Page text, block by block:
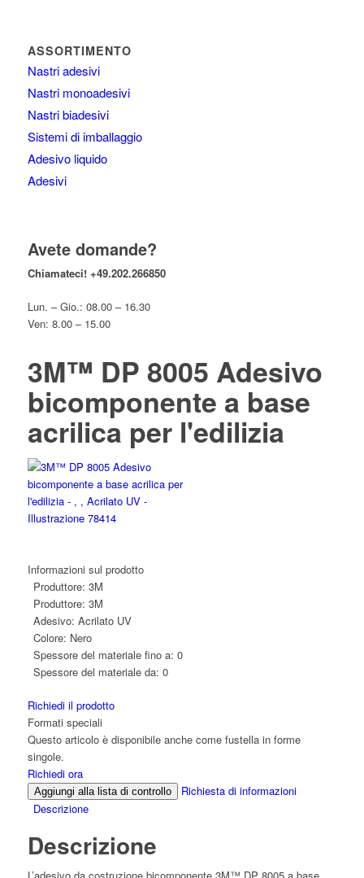
ASSORTIMENTO
Nastri adesivi
Nastri monoadesivi
Nastri biadesivi
Sistemi di imballaggio
Adesivo liquido
Adesivi
Avete domande?
Chiamateci! +49.202.266850
Lun. – Gio.: 08.00 – 16.30
Ven: 8.00 – 15.00
3M™ DP 8005 Adesivo
bicomponente a base
acrilica per l'edilizia
Informazioni sul prodotto
Produttore: 3M
Produttore: 3M
Adesivo: Acrilato UV
Colore: Nero
Spessore del materiale fino a: 0
Spessore del materiale da: 0
Richiedi il prodotto
Formati speciali
Questo articolo è disponibile anche come fustella in forme
singole.
Richiedi ora
Aggiungi alla lista di controllo
Richiesta di informazioni
Descrizione
Descrizione